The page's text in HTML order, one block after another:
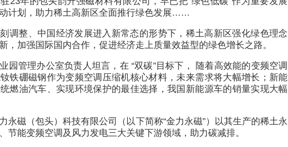
计划，助力稀土高新区全面推行绿色发展……
调整、中国经济发展进入新常态的形势下，稀土高新区强化绿色理念
，加强国际国内合作，促进经济走上质量效益型的绿色增长之路。
园管理办公室负责人坦言，在 “双碳”目标下， 随着高效能的变频空调
铁硼磁钢作为变频空调压缩机核心材料，未来需求将大幅增长；新能
燃油汽车、实现环境保护的最佳选择，我国新能源车的销量实现大幅
永磁（包头）科技有限公司（以下简称“金力永磁”）以其生产的稀土永
节能变频空调及风力发电三大关键下游领域，助力碳减排。